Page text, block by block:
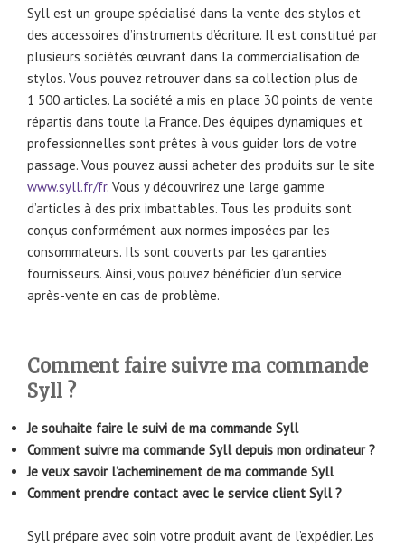
Syll est un groupe spécialisé dans la vente des stylos et
des accessoires d’instruments d’écriture. Il est constitué par
plusieurs sociétés œuvrant dans la commercialisation de
stylos. Vous pouvez retrouver dans sa collection plus de
1 500 articles. La société a mis en place 30 points de vente
répartis dans toute la France. Des équipes dynamiques et
professionnelles sont prêtes à vous guider lors de votre
passage. Vous pouvez aussi acheter des produits sur le site
www.syll.fr/fr. Vous y découvrirez une large gamme
d’articles à des prix imbattables. Tous les produits sont
conçus conformément aux normes imposées par les
consommateurs. Ils sont couverts par les garanties
fournisseurs. Ainsi, vous pouvez bénéficier d’un service
après-vente en cas de problème.
Comment faire suivre ma commande
Syll ?
Je souhaite faire le suivi de ma commande Syll
Comment suivre ma commande Syll depuis mon ordinateur ?
Je veux savoir l’acheminement de ma commande Syll
Comment prendre contact avec le service client Syll ?
Syll prépare avec soin votre produit avant de l’expédier. Les